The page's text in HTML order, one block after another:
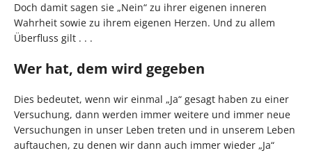
Doch damit sagen sie „Nein“ zu ihrer eigenen inneren
Wahrheit sowie zu ihrem eigenen Herzen. Und zu allem
Überfluss gilt . . .
Wer hat, dem wird gegeben
Dies bedeutet, wenn wir einmal „Ja“ gesagt haben zu einer
Versuchung, dann werden immer weitere und immer neue
Versuchungen in unser Leben treten und in unserem Leben
auftauchen, zu denen wir dann auch immer wieder „Ja“